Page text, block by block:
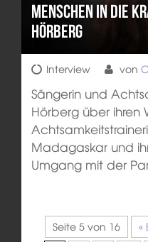
Menschen in die
Hörberg
Interview von
Sängerin und
Hörberg über ihren
Madagaskar und
Umgang mit der
Seite 5 von 16 «